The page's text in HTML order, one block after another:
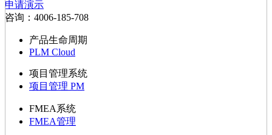
申请演示
咨询：4006-185-708
产品生命周期
PLM Cloud
项目管理系统
项目管理 PM
FMEA系统
FMEA管理